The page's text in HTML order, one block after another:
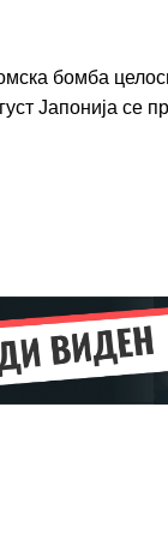
бомба
Јапонија се